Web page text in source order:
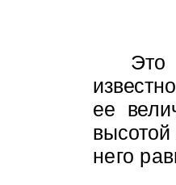
ее
высотой
него